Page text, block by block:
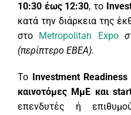
10:30 έως 12:30, το
κατά την διάρκεια της
στο Metropolitan Expo
(περίπτερο ΕΒΕΑ).
Το Investment Readiness
καινοτόμες ΜμΕ και
επενδυτές ή